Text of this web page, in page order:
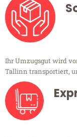
Ihr Umzugsgut wird
Tallinn transportiert,